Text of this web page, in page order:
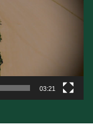
03:21